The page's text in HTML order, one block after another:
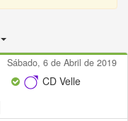
Sábado, 6 de Abril de 2019
CD Velle